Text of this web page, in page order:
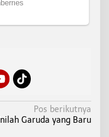
Pos berikutnya
Inilah Garuda yang Baru